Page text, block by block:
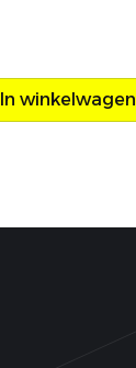
In winkelwagen